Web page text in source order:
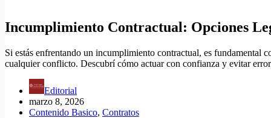
Incumplimiento Contractual: Opciones
Si estás enfrentando un incumplimiento contractual, es fundamental
cualquier conflicto. Descubrí cómo actuar con confianza y evitar
Editorial
marzo 8, 2026
Contenido Basico, Contratos